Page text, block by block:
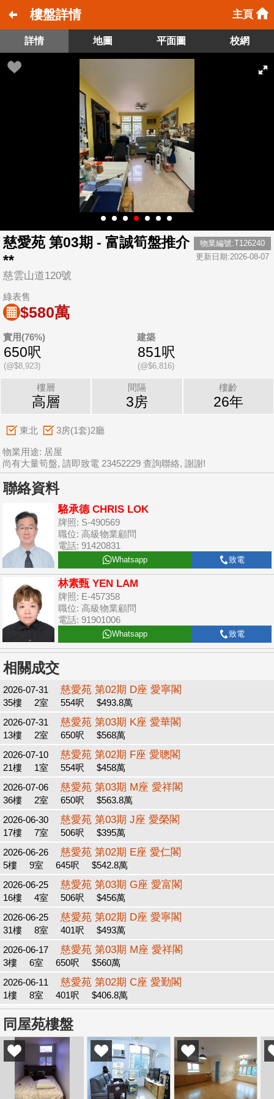
樓盤詳情 主頁
詳情 地圖 平面圖 校網
慈愛苑 第03期 - 富誠筍盤推介
**
慈雲山道120號
物業編號:T126240
更新日期:2026-08-07
綠表售
$580萬
實用(76%)
650呎
(@$8,923)
建築
851呎
(@$6,816)
樓層
高層
間隔
3房
樓齡
26年
東北 3房(1套)2廳
物業用途: 居屋
尚有大量筍盤, 請即致電 23452229 查詢聯絡, 謝謝!
聯絡資料
駱承德 CHRIS LOK
牌照: S-490569
職位: 高級物業顧問
電話: 91420831
Whatsapp 致電
林素甄 YEN LAM
牌照: E-457358
職位: 高級物業顧問
電話: 91901006
Whatsapp 致電
相關成交
2026-07-31 慈愛苑 第02期 D座 愛寧閣
35樓 2室 554呎
$493.8萬
2026-07-31
慈愛苑 第03期 K座 愛華閣
13樓 2室 650呎
$568萬
2026-07-10
慈愛苑 第02期 F座 愛聰閣
21樓 1室 554呎
$458萬
2026-07-06
慈愛苑 第03期 M座 愛祥閣
36樓 2室 650呎
$563.8萬
2026-06-30
慈愛苑 第03期 J座 愛榮閣
17樓 7室 506呎
$395萬
2026-06-26
慈愛苑 第02期 E座 愛仁閣
5樓 9室 645呎
$542.8萬
2026-06-25
慈愛苑 第03期 G座 愛富閣
16樓 4室 506呎
$456萬
2026-06-25
慈愛苑 第02期 D座 愛寧閣
31樓 8室 401呎
$493萬
2026-06-17
慈愛苑 第03期 M座 愛祥閣
3樓 6室 650呎
$560萬
2026-06-11
慈愛苑 第02期 C座 愛勤閣
1樓 8室 401呎 $406.8萬
同屋苑樓盤